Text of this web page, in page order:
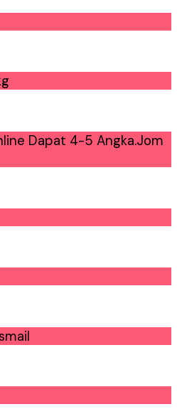
Dapat 4-5 Angka.Jom